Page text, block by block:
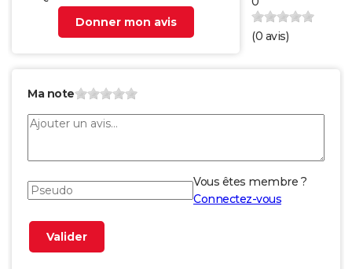
Donner mon avis
(0 avis)
Ma note
Vous êtes membre ?
Connectez-vous